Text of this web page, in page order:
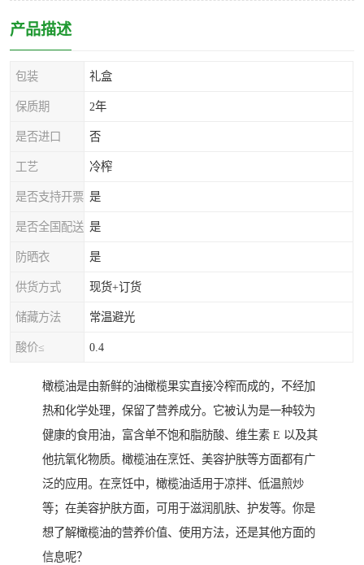
产品描述
包装 礼盒
保质期 2年
是否进口 否
工艺 冷榨
是否支持开票 是
是否全国配送 是
防晒衣 是
供货方式 现货+订货
储藏方法 常温避光
酸价≤ 0.4
橄榄油是由新鲜的油橄榄果实直接冷榨而成的，不经加
热和化学处理，保留了营养成分。它被认为是一种较为
健康的食用油，富含单不饱和脂肪酸、维生素 E 以及其
他抗氧化物质。橄榄油在烹饪、美容护肤等方面都有广
泛的应用。在烹饪中，橄榄油适用于凉拌、低温煎炒
等；在美容护肤方面，可用于滋润肌肤、护发等。你是
想了解橄榄油的营养价值、使用方法，还是其他方面的
信息呢？